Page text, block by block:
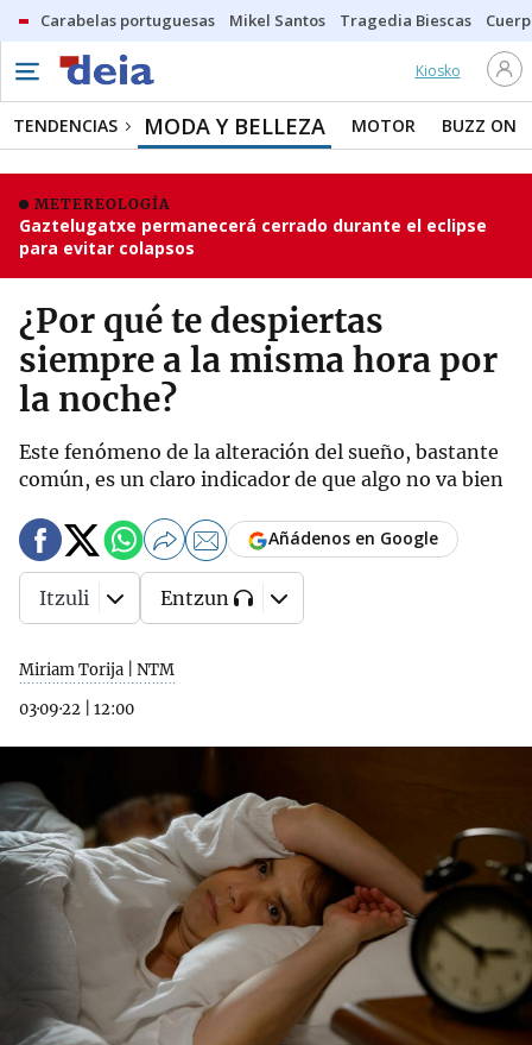
Carabelas portuguesas Mikel Santos Tragedia Biescas
Kiosko
TENDENCIAS MODA Y BELLEZA MOTOR BUZZ ON
METEREOLOGÍA
Gaztelugatxe permanecerá cerrado durante el eclipse
para evitar colapsos
¿Por qué te despiertas
siempre a la misma hora por
la noche?
Este fenómeno de la alteración del sueño, bastante
común, es un claro indicador de que algo no va bien
Miriam Torija | NTM
03·09·22
12:00
Añádenos en Google
Itzuli Entzun